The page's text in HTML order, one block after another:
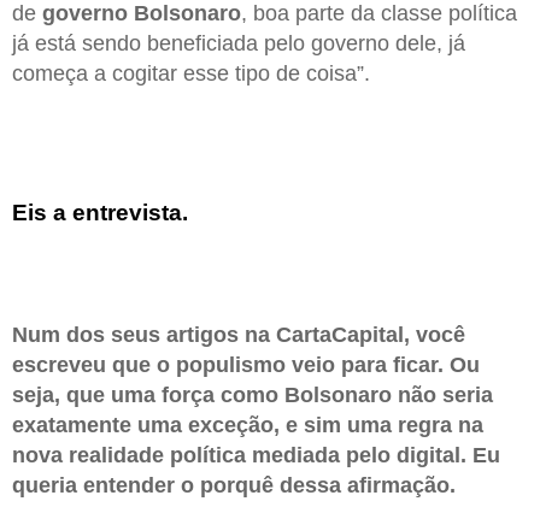
de governo Bolsonaro, boa parte da classe política
já está sendo beneficiada pelo governo dele, já
começa a cogitar esse tipo de coisa”.
Eis a entrevista.
Num dos seus artigos na CartaCapital, você
escreveu que o populismo veio para ficar. Ou
seja, que uma força como Bolsonaro não seria
exatamente uma exceção, e sim uma regra na
nova realidade política mediada pelo digital. Eu
queria entender o porquê dessa afirmação.